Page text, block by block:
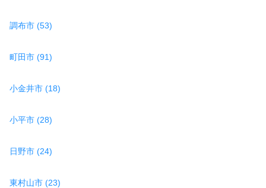
調布市 (53)
町田市 (91)
小金井市 (18)
小平市 (28)
日野市 (24)
東村山市 (23)